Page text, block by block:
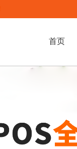
首页